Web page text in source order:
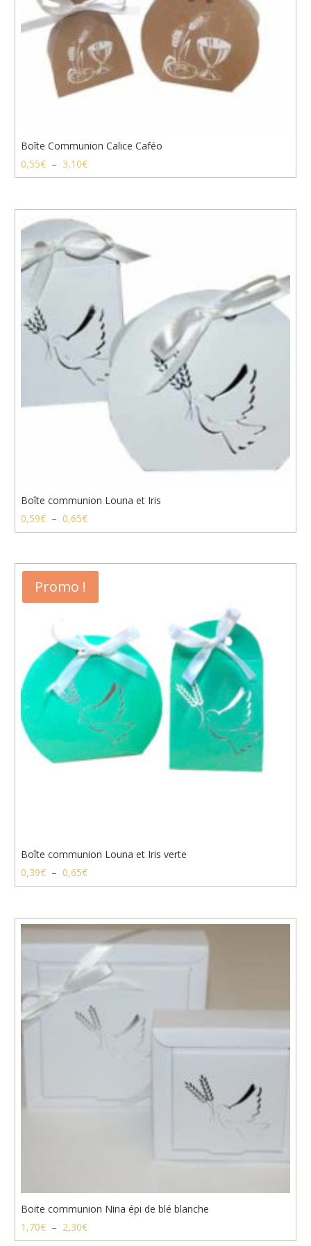
Boîte Communion Calice Caféo
0,55€ – 3,10€Plage
de
0,55€
à
3,10€
Boîte communion Louna et Iris
0,59€ – 0,65€Plage
de
0,59€
Promo !
Boîte communion Louna et Iris verte
0,39€ – 0,65€Plage
de
0,39€
0,65€
Boite communion Nina épi de blé blanche
1,70€ – 2,30€Plage
de